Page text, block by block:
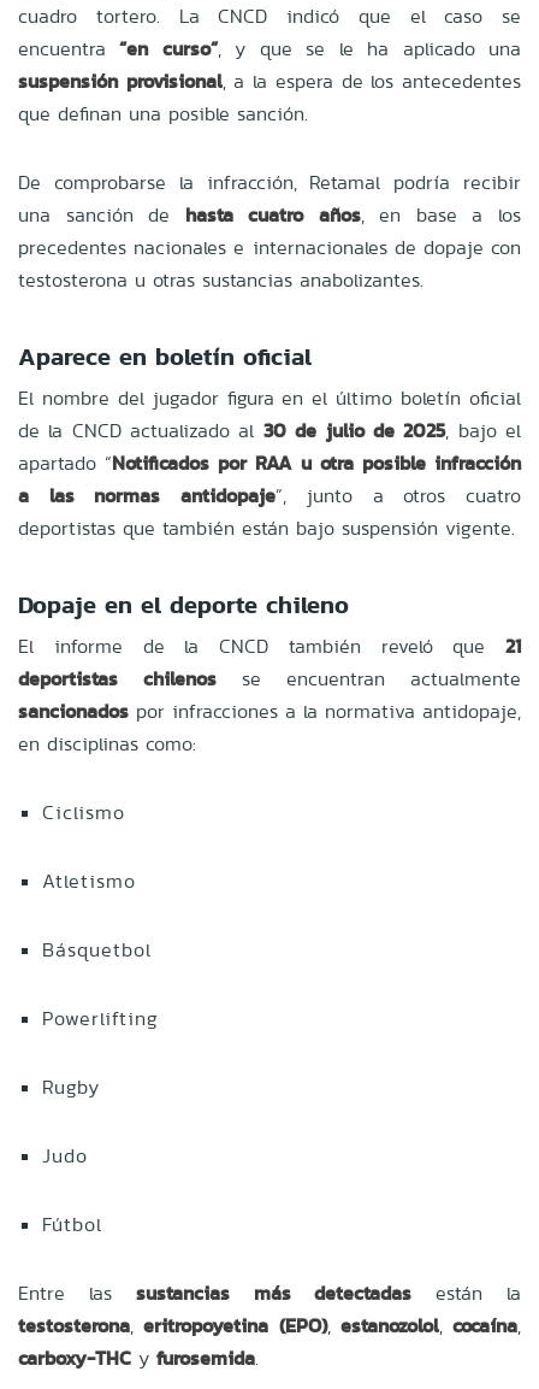
cuadro tortero. La CNCD indicó que el caso se
encuentra“en curso”, y que se le ha aplicado una
suspensión provisional, a la espera de los antecedentes
que definan una posible sanción.
De comprobarse la infracción, Retamal podría recibir
una sanción de hasta cuatro años, en base a los
precedentes nacionales e internacionales de dopaje con
testosterona u otras sustancias anabolizantes.
Aparece en boletín oficial
El nombre del jugador figura en el último boletín oficial
de la CNCD actualizado al 30 de julio de 2025, bajo el
apartado “Notificados por RAA u otra posible infracción
a las normas antidopaje”, junto a otros cuatro
deportistas que también están bajo suspensión vigente.
Dopaje en el deporte chileno
El informe de la CNCD también reveló que 21
deportistas chilenos se encuentran actualmente
sancionados por infracciones a la normativa antidopaje,
en disciplinas como:
Ciclismo
Atletismo
Básquetbol
Powerlifting
Rugby
Judo
Fútbol
Entre las sustancias más detectadas están la
testosterona,eritropoyetina (EPO), estanozolol, cocaína,
carboxy-THC y furosemida.